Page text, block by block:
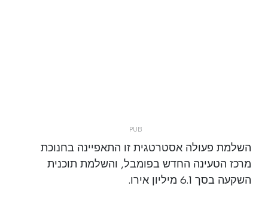
השלמת פעולה אסטרטגית זו התאפיינה בחנוכת
מרכז הטעינה החדש בפומבל, והשלמת תוכנית
השקעה בסך 6.1 מיליון אירו.